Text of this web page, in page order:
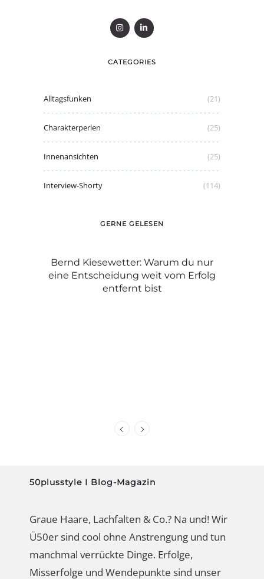
CATEGORIES
Alltagsfunken (21)
Charakterperlen (25)
Innenansichten (25)
Interview-Shorty (114)
GERNE GELESEN
Bernd Kiesewetter: Warum du nur
eine Entscheidung weit vom Erfolg
entfernt bist
50plusstyle I Blog-Magazin
Graue Haare, Lachfalten & Co.? Na und! Wir
Ü50er sind cool ohne Anstrengung und tun
manchmal verrückte Dinge. Erfolge,
Misserfolge und Wendepunkte sind unser